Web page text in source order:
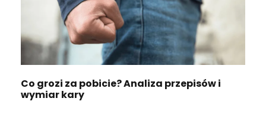
Co grozi za pobicie? Analiza przepisów i
wymiar kary